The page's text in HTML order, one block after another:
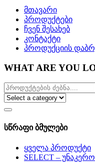
მთავარი
პროდუქტები
ჩვენ შესახებ
კონტაქტი
პროდუქციის
WHAT ARE YOU
სწრაფი ბმულები
ყველა პროდუქტი
SELECT –